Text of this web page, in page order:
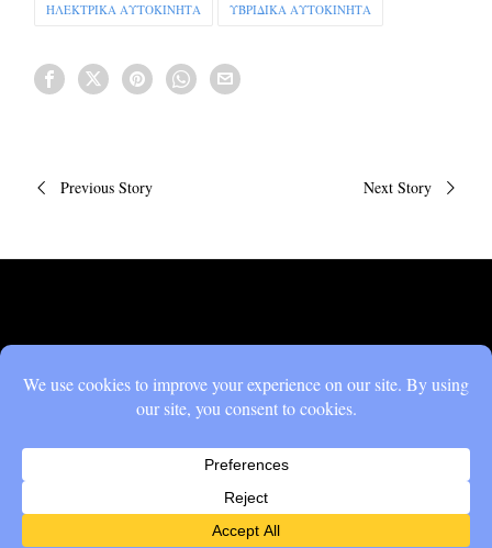
ΗΛΕΚΤΡΙΚΑ ΑΥΤΟΚΙΝΗΤΑ ΥΒΡΙΔΙΚΑ ΑΥΤΟΚΙΝΗΤΑ
Πλοήγηση
Previous Story Next Story